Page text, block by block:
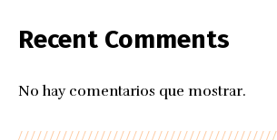
Recent Comments
No hay comentarios que mostrar.